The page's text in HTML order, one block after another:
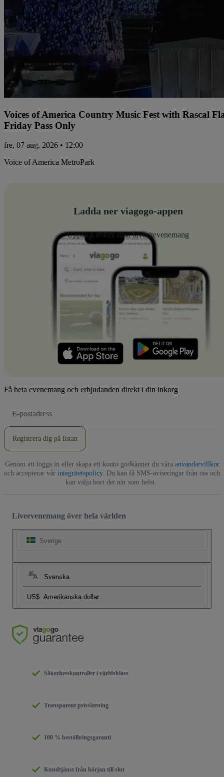
Voices of America Country Music Fest with Rascal
Friday Pass Only
fre, 07 aug. 2026 • 12:00
Voice of America MetroPark
Ladda ner viagogo-appen
Upptäck enkelt dina favoritevenemang
Få heta evenemang och erbjudanden direkt i din inkorg
postadress
Registrera dig på listan
Genom att logga in eller skapa ett konto godkänner du våra användarvillkor
och accepterar vår integritetspolicy. Du kan få SMS-aviseringar från oss och
kan välja bort det när som helst.
Liveevenemang över hela världen
Sverige
Svenska
US$ Amerikanska dollar
Säkerhetskontroller i världsklass
Transparent prissättning
100 % beställningsgaranti
Kundtjänst från början till slut